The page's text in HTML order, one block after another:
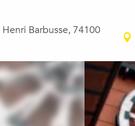
Barbusse, 74100